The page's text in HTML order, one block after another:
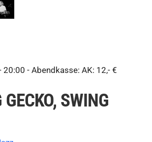
20:00 - Abendkasse: AK: 12,- €
SWING